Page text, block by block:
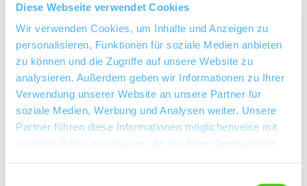
Diese Webseite verwendet Cookies
Wir verwenden Cookies, um Inhalte und Anzeigen zu
personalisieren, Funktionen für soziale Medien anbieten
zu können und die Zugriffe auf unsere Website zu
analysieren. Außerdem geben wir Informationen zu Ihrer
Verwendung unserer Website an unsere Partner für
soziale Medien, Werbung und Analysen weiter. Unsere
Partner führen diese Informationen möglicherweise mit
weiteren Daten zusammen, die Sie ihnen bereitgestellt
Für eine optimale Planung können sie den
Fahrplanauszug der Regionalbahn 44, mit den
Abfahrtszeiten an allen Bahnhöfen direkt runterladen.
Infos zu Fahrkarten und Fahrplänen:
RNN Rhein-Nahe Nahverkehrsverbund
Servicetelefon 01801 - 766 766 oder 06132 -78 96 22